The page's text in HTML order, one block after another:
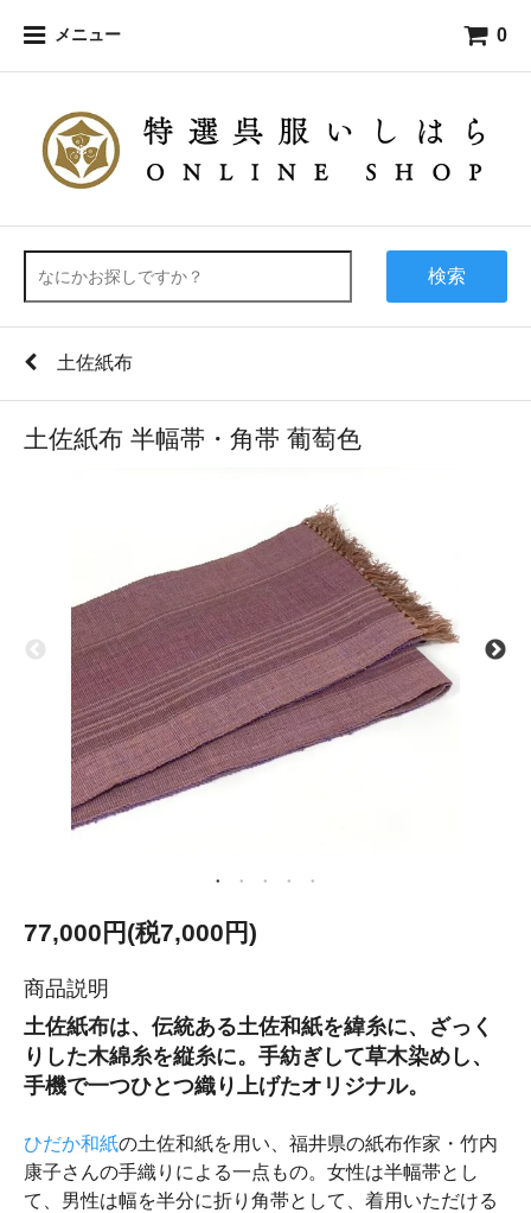
メニュー 0
検索
土佐紙布
土佐紙布 半幅帯・角帯 葡萄色
77,000円(税7,000円)
商品説明
土佐紙布は、伝統ある土佐和紙を緯糸に、ざっく
りした木綿糸を縦糸に。手紡ぎして草木染めし、
手機で一つひとつ織り上げたオリジナル。
ひだか和紙の土佐和紙を用い、福井県の紙布作家・竹内
康子さんの手織りによる一点もの。女性は半幅帯とし
て、男性は幅を半分に折り角帯として、着用いただける